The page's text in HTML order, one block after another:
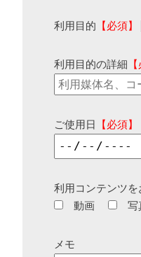
利用目的 【必須】
利用目的の詳細
ご使用日 【必須】
利用コンテンツを
動画
写
メモ